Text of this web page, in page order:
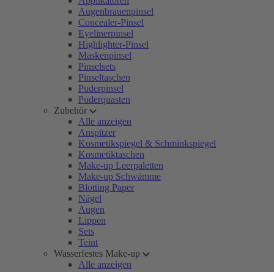
Augenbrauenpinsel
Concealer-Pinsel
Eyelinerpinsel
Highlighter-Pinsel
Maskenpinsel
Pinselsets
Pinseltaschen
Puderpinsel
Puderquasten
Zubehör
Alle anzeigen
Anspitzer
Kosmetikspiegel & Schminkspiegel
Kosmetiktaschen
Make-up Leerpaletten
Make-up Schwämme
Blotting Paper
Nägel
Augen
Lippen
Sets
Teint
Wasserfestes Make-up
Alle anzeigen